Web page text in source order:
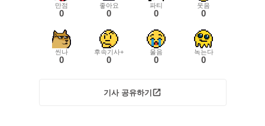
만점
0
좋아요
0
파티
0
웃음
0
씬나
0
후속기사+
0
울음
0
녹는다
0
기사 공유하기